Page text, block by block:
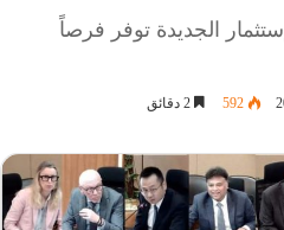
الجديدة توفر فرصاً
592